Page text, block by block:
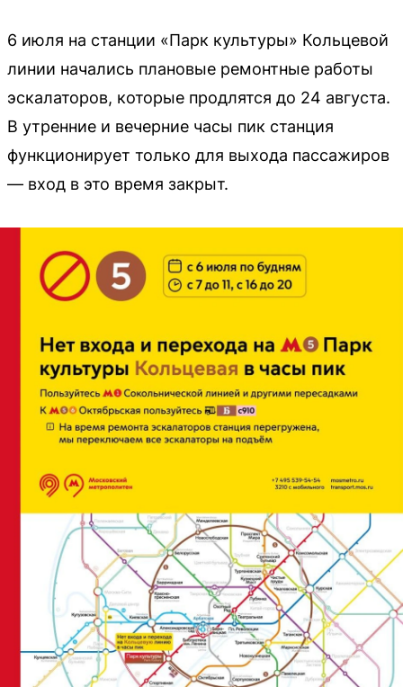
6 июля на станции «Парк культуры» Кольцевой
линии начались плановые ремонтные работы
эскалаторов, которые продлятся до 24 августа.
В утренние и вечерние часы пик станция
функционирует только для выхода пассажиров
— вход в это время закрыт.